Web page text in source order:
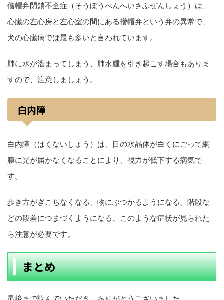
僧帽弁閉鎖不全症（そうぼうべんへいさふぜんしょう）は、
心臓の左心房と左心室の間にある僧帽弁という弁の異常で、
犬の心臓病では最も多いと言われています。
肺に水が溜まってしまう、肺水腫を引き起こす場合もありま
すので、注意しましょう。
白内障
白内障（はくないしょう）は、目の水晶体が白くにごって網
膜に光が届かなくなることにより、視力が低下する病気で
す。
歩き方がぎこちなくなる、物にぶつかるようになる、階段な
どの段差につまづくようになる、このような症状が見られた
ら注意が必要です。
まとめ